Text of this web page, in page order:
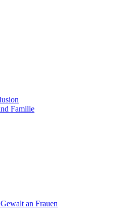
Familie
an Frauen